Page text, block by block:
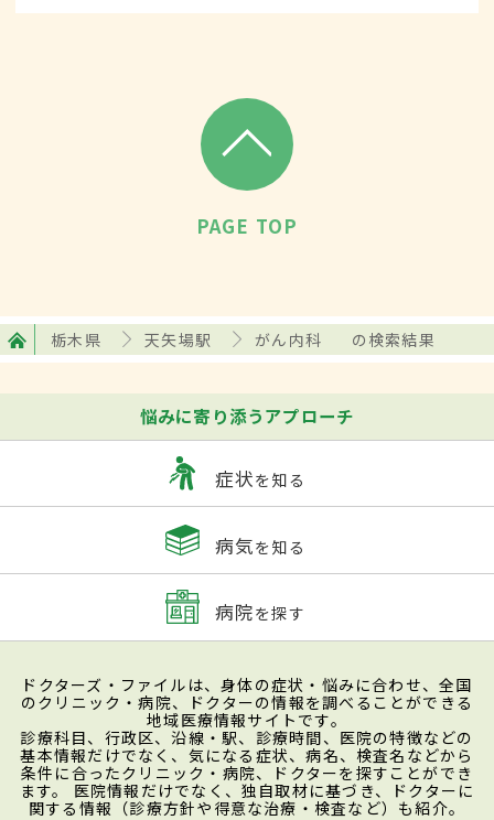
PAGE TOP
栃木県 天矢場駅 がん内科 の検索結果
悩みに寄り添うアプローチ
症状を知る
病気を知る
病院を探す
ドクターズ・ファイルは、身体の症状・悩みに合わせ、全国
のクリニック・病院、ドクターの情報を調べることができる
地域医療情報サイトです。
診療科目、行政区、沿線・駅、診療時間、医院の特徴などの
基本情報だけでなく、気になる症状、病名、検査名などから
条件に合ったクリニック・病院、ドクターを探すことができ
ます。 医院情報だけでなく、独自取材に基づき、ドクターに
関する情報（診療方針や得意な治療・検査など）も紹介。